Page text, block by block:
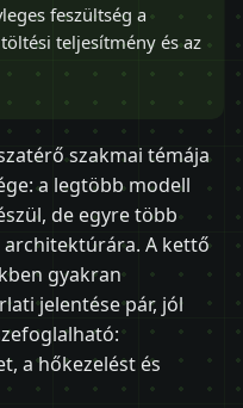
feszültség a
teljesítmény és az
szakmai témája
a legtöbb modell
de egyre több
A kettő
gyakran
jelentése pár, jól
a hőkezelést és